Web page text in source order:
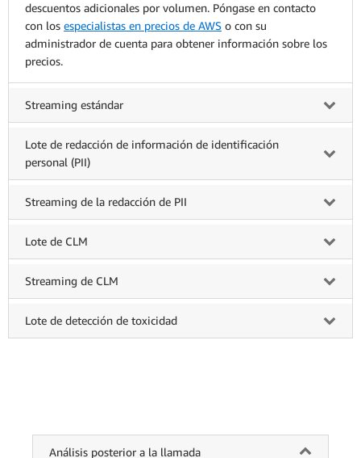
descuentos adicionales por volumen. Póngase en contacto
con los especialistas en precios de AWS o con su
administrador de cuenta para obtener información sobre los
precios.
Streaming estándar
Lote de redacción de información de identificación
personal (PII)
Streaming de la redacción de PII
Lote de CLM
Streaming de CLM
Lote de detección de toxicidad
Análisis posterior a la llamada